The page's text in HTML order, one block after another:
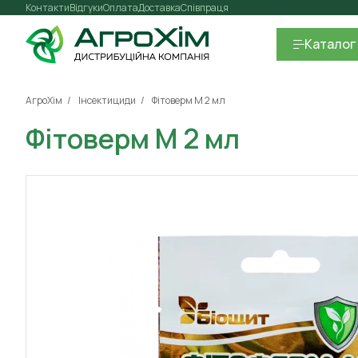
Контакти Оплата
Відгуки ДоставкаСпівпраця
Каталог
АгроХім Інсектициди Фітоверм М 2 мл
Фітоверм М 2 мл